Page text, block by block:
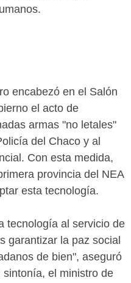
encabezó en el Salón
el acto de
armas "no letales"
del Chaco y al
Con esta medida,
provincia del NEA
esta tecnología.
tecnología al servicio de
garantizar la paz social
de bien", aseguró
el ministro de